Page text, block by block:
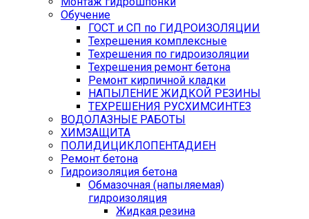
Обучение
ГОСТ и СП по ГИДРОИЗОЛЯЦИИ
Техрешения комплексные
Техрешения по гидроизоляции
Техрешения ремонт бетона
Ремонт кирпичной кладки
НАПЫЛЕНИЕ ЖИДКОЙ РЕЗИНЫ
ТЕХРЕШЕНИЯ РУСХИМСИНТЕЗ
ВОДОЛАЗНЫЕ РАБОТЫ
ХИМЗАЩИТА
ПОЛИДИЦИКЛОПЕНТАДИЕН
Ремонт бетона
Гидроизоляция бетона
Обмазочная (напыляемая)
гидроизоляция
Жидкая резина